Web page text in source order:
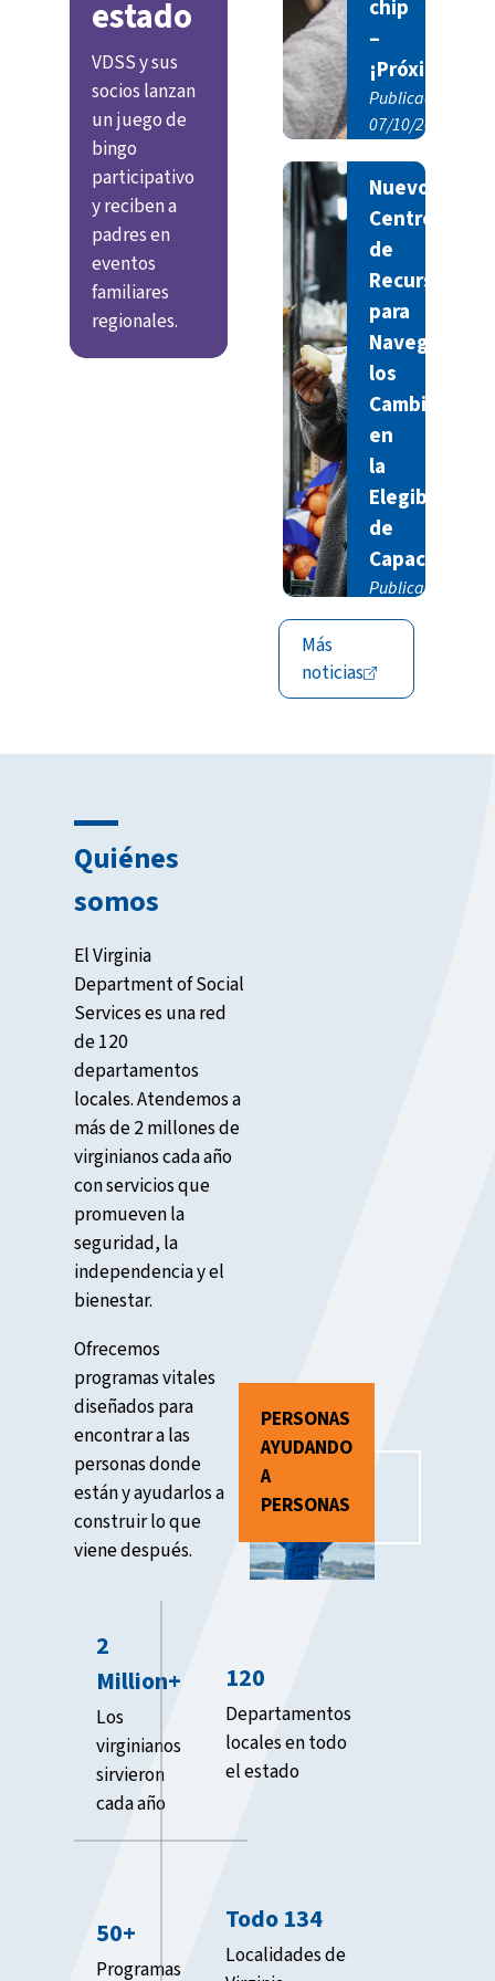
estado
VDSS y sus
socios lanzan
un juego de
bingo
participativo
y reciben a
padres en
eventos
familiares
regionales.
chip
–
Publicado
07/10/2026
Nuevo
Centro
de
Recursos
para
Navegar
los
Cambios
en
la
Elegibilidad
de
Capacidades
Publicado
05/01/2026
Más
noticias
Quiénes
somos
El Virginia
Department of Social
Services es una red
de 120
departamentos
locales. Atendemos a
más de 2 millones de
virginianos cada año
con servicios que
promueven la
seguridad, la
independencia y el
bienestar.
Ofrecemos
programas vitales
diseñados para
encontrar a las
personas donde
están y ayudarlos a
construir lo que
viene después.
2
Million+
Los
virginianos
sirvieron
cada año
120
Departamentos
locales en todo
el estado
50+
Programas
Todo 134
Localidades de
PERSONAS
AYUDANDO
A
PERSONAS